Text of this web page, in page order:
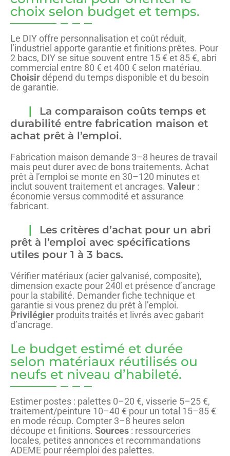
choix selon budget et temps.
Le DIY offre personnalisation et coût réduit,
l’industriel apporte garantie et finitions prêtes. Pour
2 bacs, DIY se situe souvent entre 15 € et 85 €, abri
commercial entre 80 € et 400 € selon matériau.
Choisir dépend du temps disponible et du besoin
de garantie.
La comparaison coûts temps et
durabilité entre fabrication maison et
achat prêt à l’emploi.
Fabrication maison demande 3–8 heures de travail
mais peut durer avec de bons traitements. Achat
prêt à l’emploi se monte en 30–120 minutes et
inclut souvent traitement et ancrages. Valeur :
économie versus commodité et assurance
fabricant.
Les critères d’achat pour un abri
prêt à l’emploi avec spécifications
utiles pour 1 à 3 bacs.
Vérifier matériaux (acier galvanisé, composite),
dimension exacte pour 240l et présence d’ancrage
pour la stabilité. Demander fiche technique et
garantie si vous prenez du prêt à l’emploi.
Privilégier produits traités et livrés avec gabarit
d’ancrage.
Le budget estimé et durée
selon matériaux réutilisés ou
neufs et niveau d’habileté.
Estimer postes : palettes 0–20 €, visserie 5–25 €,
traitement/peinture 10–40 € pour un total 15–85 €
en mode récup. Compter 3–8 heures selon
découpe et finitions. Sources : ressourceries
locales, petites annonces et recommandations
ADEME pour réemploi des palettes.